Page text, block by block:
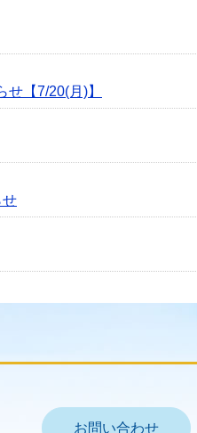
【7/20(月)】
せ
お問い合わせ